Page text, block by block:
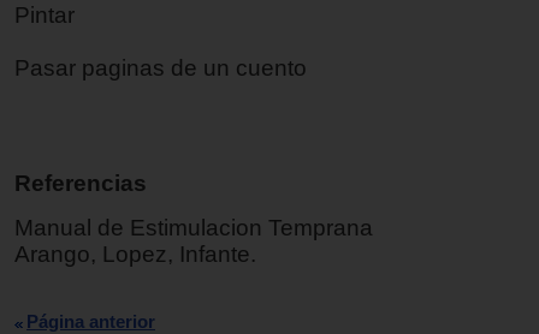
Pintar
Pasar paginas de un cuento
Referencias
Manual de Estimulacion Temprana
Arango, Lopez, Infante.
Página anterior